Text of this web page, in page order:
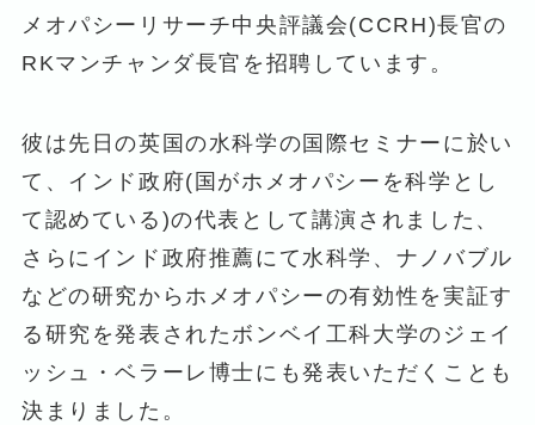
メオパシーリサーチ中央評議会(CCRH)長官の
RKマンチャンダ長官を招聘しています。
彼は先日の英国の水科学の国際セミナーに於い
て、インド政府(国がホメオパシーを科学とし
て認めている)の代表として講演されました、
さらにインド政府推薦にて水科学、ナノバブル
などの研究からホメオパシーの有効性を実証す
る研究を発表されたボンベイ工科大学のジェイ
ッシュ・ベラーレ博士にも発表いただくことも
決まりました。